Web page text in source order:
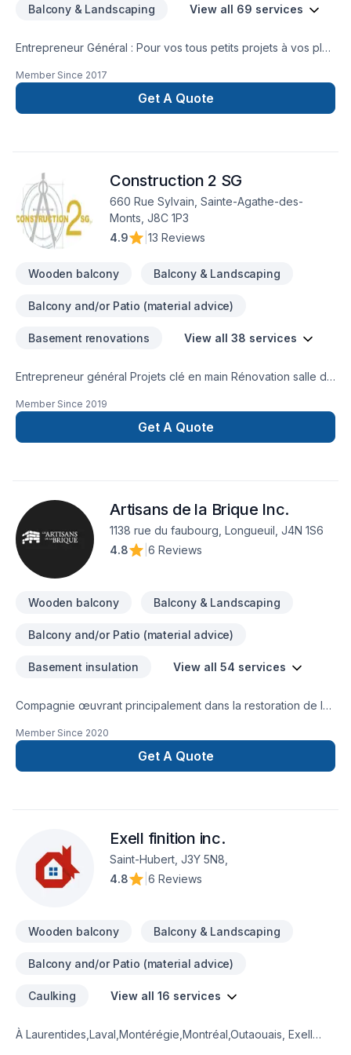
Balcony & Landscaping View all 69 services
Entrepreneur Général : Pour vos tous petits projets à vos plus
de réalisez vos travaux tout en restant à votre
écoute. Service personnalisé !
Member Since 2017
Get A Quote
Construction 2 SG
660 Rue Sylvain, Sainte-Agathe-des-
Monts, J8C 1P3
4.9
13 Reviews
Wooden balcony Balcony & Landscaping
Balcony and/or Patio (material advice)
Basement renovations View all 38 services
Entrepreneur général Projets clé en main Rénovation salle de
et une en Estrie pour mieux vous servir
Member Since 2019
Get A Quote
Artisans de la Brique Inc.
1138 rue du faubourg, Longueuil, J4N 1S6
4.8
6 Reviews
Wooden balcony Balcony & Landscaping
Balcony and/or Patio (material advice)
Basement insulation View all 54 services
Compagnie œuvrant principalement dans la restoration de la
Member Since 2020
Get A Quote
Exell finition inc.
Saint-Hubert, J3Y 5N8,
4.8
6 Reviews
Wooden balcony Balcony & Landscaping
Balcony and/or Patio (material advice)
Caulking View all 16 services
À Laurentides,Laval,Montérégie,Montréal,Outaouais, Exell